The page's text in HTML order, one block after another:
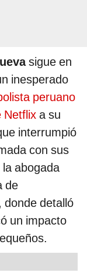
sigue en
inesperado
peruano
Netflix a su
interrumpió
con sus
abogada
de
donde detalló
un impacto